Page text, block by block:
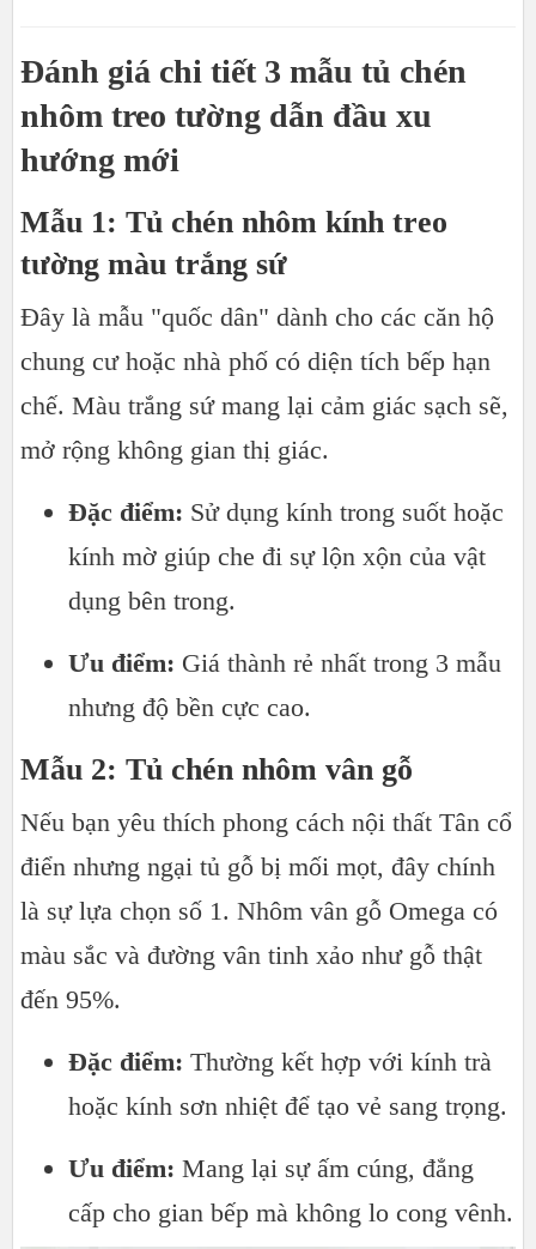
Đánh giá chi tiết 3 mẫu tủ chén
nhôm treo tường dẫn đầu xu
hướng mới
Mẫu 1: Tủ chén nhôm kính treo
tường màu trắng sứ
Đây là mẫu "quốc dân" dành cho các căn hộ
chung cư hoặc nhà phố có diện tích bếp hạn
chế. Màu trắng sứ mang lại cảm giác sạch sẽ,
mở rộng không gian thị giác.
Đặc điểm: Sử dụng kính trong suốt hoặc
kính mờ giúp che đi sự lộn xộn của vật
dụng bên trong.
Ưu điểm: Giá thành rẻ nhất trong 3 mẫu
nhưng độ bền cực cao.
Mẫu 2: Tủ chén nhôm vân gỗ
Nếu bạn yêu thích phong cách nội thất Tân cổ
điển nhưng ngại tủ gỗ bị mối mọt, đây chính
là sự lựa chọn số 1. Nhôm vân gỗ Omega có
màu sắc và đường vân tinh xảo như gỗ thật
đến 95%.
Đặc điểm: Thường kết hợp với kính trà
hoặc kính sơn nhiệt để tạo vẻ sang trọng.
Ưu điểm: Mang lại sự ấm cúng, đẳng
cấp cho gian bếp mà không lo cong vênh.